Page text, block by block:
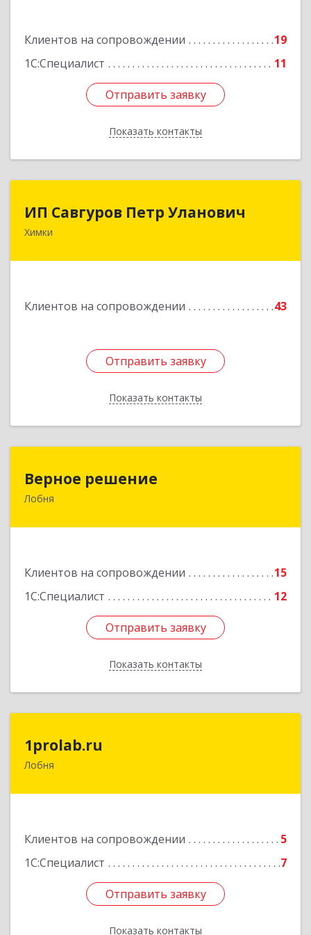
Клиентов на сопровождении
19
1С:Специалист
11
Отправить заявку
Показать контакты
Отправить заявку
Назад
ИП Савгуров Петр Уланович
Химки
Клиентов на сопровождении 43
Отправить заявку
Показать контакты
141407, Московская обл, Химки г, Молодежная
Отправить заявку
Назад
Верное решение
Лобня
Клиентов на сопровождении
15
1С:Специалист
12
Отправить заявку
Показать контакты
141730, Московская обл, Лобня г, Чехова ул,
Отправить заявку
Назад
1prolab.ru
Лобня
Клиентов на сопровождении
5
1С:Специалист
7
Отправить заявку
Показать контакты
141865, Московская обл, Дмитровский р-н,
Отправить заявку
Назад